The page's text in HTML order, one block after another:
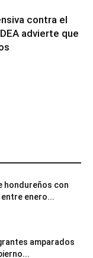
contra el
advierte que
hondureños con
enero...
amparados